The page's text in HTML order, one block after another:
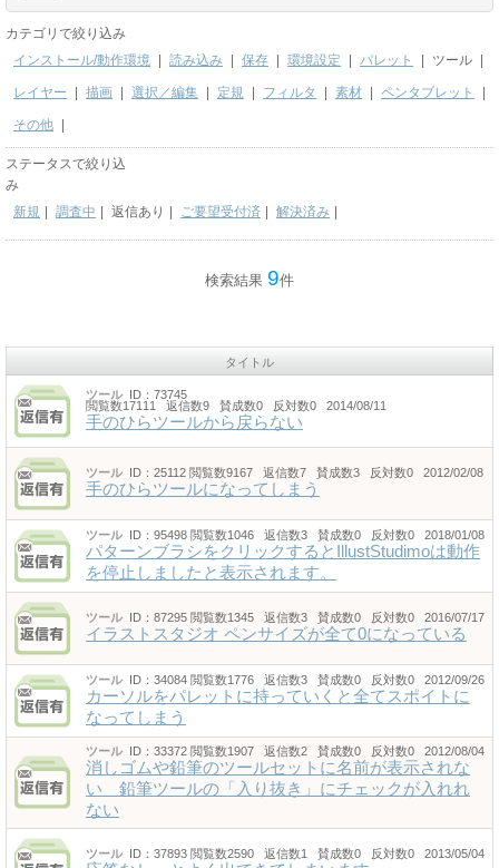
カテゴリで絞り込み
インストール/動作環境
読み込み 保存 環境設定 パレット ツール
レイヤー 描画 選択／編集 定規 フィルタ 素材 ペンタブレット
その他
ステータスで絞り込
み
新規
調査中 返信あり ご要望受付済 解決済み
検索結果 9件
タイトル
ツール ID：73745
閲覧数17111 返信数9 賛成数0 反対数0 2014/08/11
手のひらツールから戻らない
ツール ID：25112 閲覧数9167 返信数7 賛成数3 反対数0 2012/02/08
手のひらツールになってしまう
ツール ID：95498 閲覧数1046 返信数3 賛成数0 反対数0 2018/01/08
パターンブラシをクリックするとIllustStudimoは動作
を停止しましたと表示されます。
ツール ID：87295 閲覧数1345 返信数3 賛成数0 反対数0 2016/07/17
イラストスタジオ ペンサイズが全て0になっている
ツール ID：34084 閲覧数1776 返信数3 賛成数0 反対数0 2012/09/26
カーソルをパレットに持っていくと全てスポイトに
なってしまう
ツール ID：33372 閲覧数1907 返信数2 賛成数0 反対数0 2012/08/04
消しゴムや鉛筆のツールセットに名前が表示されな
い 鉛筆ツールの「入り抜き」にチェックが入れれ
ない
ツール ID：37893 閲覧数2590 返信数1 賛成数0 反対数0 2013/05/04